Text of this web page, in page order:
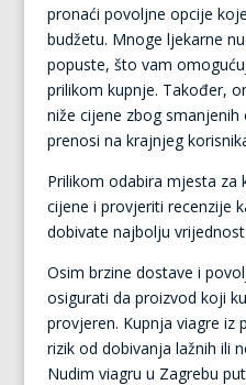
pronaći povoljne opcije
budžetu. Mnoge ljekarne
popuste, što vam
prilikom kupnje. Također,
niže cijene zbog
prenosi na krajnjeg
Prilikom odabira mjesta za
cijene i provjeriti recenzije
dobivate najbolju
Osim brzine dostave i
osigurati da proizvod koji
provjeren. Kupnja viagre iz
rizik od dobivanja lažnih ili
Nudim viagru u Zagrebu